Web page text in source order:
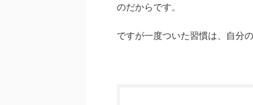
のだからです。
ですが一度ついた習慣は、自分